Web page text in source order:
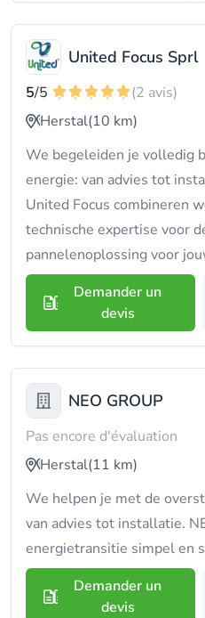
United Focus Sprl
5/5
(2 avis)
Herstal(10 km)
We begeleiden je volledig
energie: van advies tot
United Focus combineren
technische expertise voor
pannelenoplossing voor
Demander un
devis
NEO GROUP
Pas encore d'évaluation
Herstal(11 km)
We helpen je met de
van advies tot installatie.
energietransitie simpel en
Demander un
devis